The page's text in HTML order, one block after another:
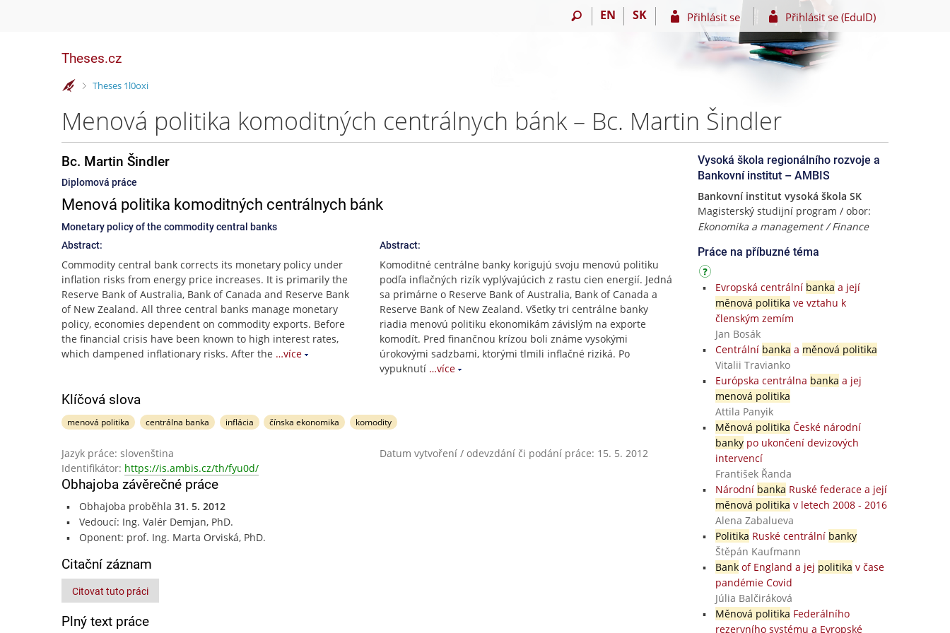
EN SK Přihlásit se Přihlásit se (EduID)
Theses.cz
>
Theses 1l0oxi
Menová politika komoditných centrálnych bánk – Bc. Martin Šindler
Bc. Martin Šindler
Diplomová práce
Menová politika komoditných centrálnych bánk
Monetary policy of the commodity central banks
Abstract:
Commodity central bank corrects its monetary policy under
inflation risks from energy price increases. It is primarily the
Reserve Bank of Australia, Bank of Canada and Reserve Bank
of New Zealand. All three central banks manage monetary
policy, economies dependent on commodity exports. Before
the financial crisis have been known to high interest rates,
which dampened inflationary risks. After the …více
Abstract:
Komoditné centrálne banky korigujú svoju menovú politiku
podľa inflačných rizík vyplývajúcich z rastu cien energií. Jedná
sa primárne o Reserve Bank of Australia, Bank of Canada a
Reserve Bank of New Zealand. Všetky tri centrálne banky
riadia menovú politiku ekonomikám závislým na exporte
komodít. Pred finančnou krízou boli známe vysokými
úrokovými sadzbami, ktorými tlmili inflačné riziká. Po
vypuknutí …více
Klíčová slova
menová politika centrálna banka inflácia čínska ekonomika komodity
Jazyk práce: slovenština
Datum vytvoření / odevzdání či podání práce: 15. 5. 2012
Identifikátor: https://is.ambis.cz/th/fyu0d/
Obhajoba závěrečné práce
Obhajoba proběhla 31. 5. 2012
Vedoucí: Ing. Valér Demjan, PhD.
Oponent: prof. Ing. Marta Orviská, PhD.
Citační záznam
Citovat tuto práci
Plný text práce
Vysoká škola regionálního rozvoje a
Bankovní institut – AMBIS
Bankovní institut vysoká škola SK
Magisterský studijní program / obor:
Ekonomika a management / Finance
Práce na příbuzné téma
Evropská centrální banka a její
měnová politika ve vztahu k
členským zemím
Jan Bosák
Centrální banka a měnová politika
Vitalii Travianko
Európska centrálna banka a jej
menová politika
Attila Panyik
Měnová politika České národní
bankypo ukončení devizových
intervencí
František Řanda
Národní banka Ruské federace a její
měnová politika v letech 2008 - 2016
Alena Zabalueva
Politika Ruské centrální banky
Štěpán Kaufmann
Bankof England a jej politika v čase
pandémie Covid
Júlia Balčiráková
Měnová politika Federálního
rezervního systému a Evropské